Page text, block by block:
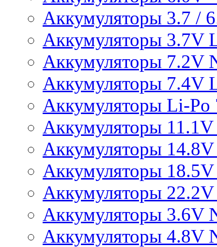
Аккумуляторы 3.7 /
Аккумуляторы 3.7V
Аккумуляторы 7.2V
Аккумуляторы 7.4V
Аккумуляторы Li-Po
Аккумуляторы
Аккумуляторы
Аккумуляторы
Аккумуляторы
Аккумуляторы 3.6V
Аккумуляторы 4.8V